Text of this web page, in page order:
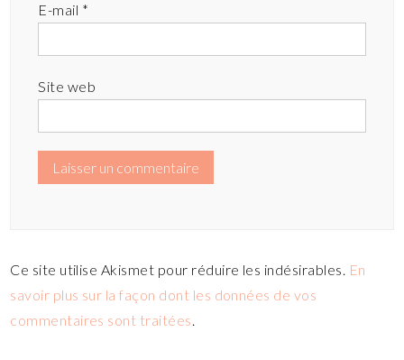
E-mail *
Site web
Ce site utilise Akismet pour réduire les indésirables. En
savoir plus sur la façon dont les données de vos
commentaires sont traitées.